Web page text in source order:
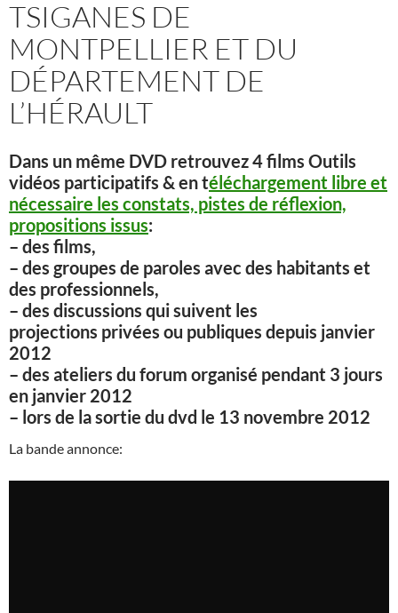
TSIGANES DE
MONTPELLIER ET DU
DÉPARTEMENT DE
L’HÉRAULT
Dans un même DVD retrouvez 4 films Outils
vidéos participatifs & en téléchargement libre et
nécessaire les constats, pistes de réflexion,
propositions issus:
– des films,
– des groupes de paroles avec des habitants et
des professionnels,
– des discussions qui suivent les
projections privées ou publiques depuis janvier
2012
– des ateliers du forum organisé pendant 3 jours
en janvier 2012
– lors de la sortie du dvd le 13 novembre 2012
La bande annonce: